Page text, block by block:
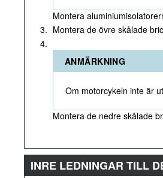
Montera
3. Montera de övre skålade
4.
ANMÄRKNING
Om motorcykeln inte är
Montera de nedre skålade
INRE LEDNINGAR TILL